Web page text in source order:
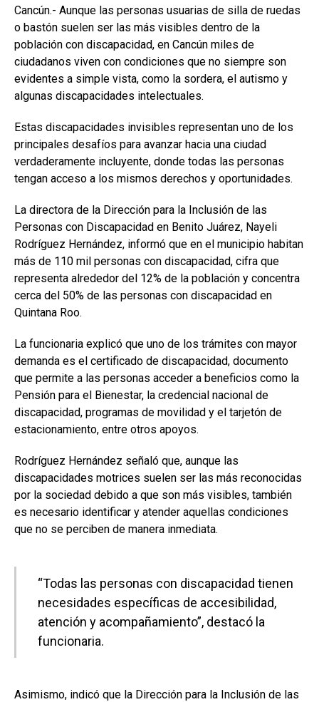
Cancún.- Aunque las personas usuarias de silla de ruedas
o bastón suelen ser las más visibles dentro de la
población con discapacidad, en Cancún miles de
ciudadanos viven con condiciones que no siempre son
evidentes a simple vista, como la sordera, el autismo y
algunas discapacidades intelectuales.
Estas discapacidades invisibles representan uno de los
principales desafíos para avanzar hacia una ciudad
verdaderamente incluyente, donde todas las personas
tengan acceso a los mismos derechos y oportunidades.
La directora de la Dirección para la Inclusión de las
Personas con Discapacidad en Benito Juárez, Nayeli
Rodríguez Hernández, informó que en el municipio habitan
más de 110 mil personas con discapacidad, cifra que
representa alrededor del 12% de la población y concentra
cerca del 50% de las personas con discapacidad en
Quintana Roo.
La funcionaria explicó que uno de los trámites con mayor
demanda es el certificado de discapacidad, documento
que permite a las personas acceder a beneficios como la
Pensión para el Bienestar, la credencial nacional de
discapacidad, programas de movilidad y el tarjetón de
estacionamiento, entre otros apoyos.
Rodríguez Hernández señaló que, aunque las
discapacidades motrices suelen ser las más reconocidas
por la sociedad debido a que son más visibles, también
es necesario identificar y atender aquellas condiciones
que no se perciben de manera inmediata.
“Todas las personas con discapacidad tienen
necesidades específicas de accesibilidad,
atención y acompañamiento”, destacó la
funcionaria.
Asimismo, indicó que la Dirección para la Inclusión de las